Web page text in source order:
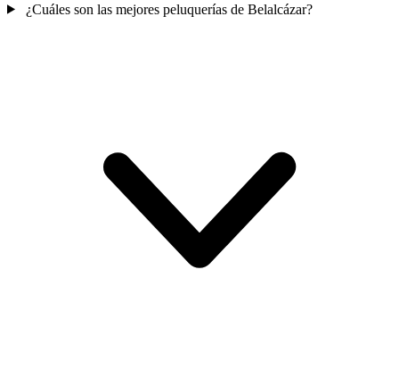
¿Cuáles son las mejores peluquerías de Belalcázar?